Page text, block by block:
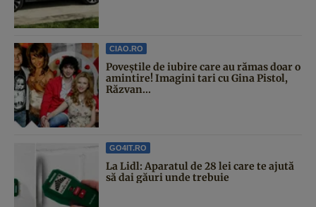
CIAO.RO
Poveştile de iubire care au rămas doar o
amintire! Imagini tari cu Gina Pistol,
Răzvan...
GO4IT.RO
La Lidl: Aparatul de 28 lei care te ajută
să dai găuri unde trebuie